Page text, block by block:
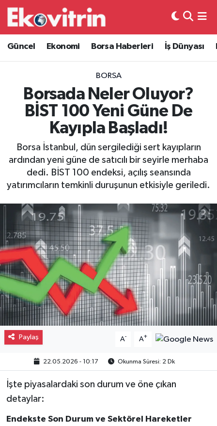
Güncel Ekonomi Borsa Haberleri İş Dünyası
BORSA
Borsada Neler Oluyor?
BİST 100 Yeni Güne De
Kayıpla Başladı!
Borsa İstanbul, dün sergilediği sert kayıpların
ardından yeni güne de satıcılı bir seyirle merhaba
dedi. BİST 100 endeksi, açılış seansında
yatırımcıların temkinli duruşunun etkisiyle geriledi.
Paylaş A- A+
22.05.2026 - 10:17 Okunma Süresi: 2 Dk
İşte piyasalardaki son durum ve öne çıkan
detaylar:
Endekste Son Durum ve Sektörel Hareketler
Güncel
Ekonomi
Borsa Haberleri
İş Dünyası
Lojistik
Otovitrin
Asayiş
Magazin
Gayrimenkul
Spor
Eğitim
Hava Durumu
Trafik Durumu
Süper Lig Puan Durumu ve Fikstür
Tüm Manşetler
Son Dakika Haberleri
Haber Arşivi